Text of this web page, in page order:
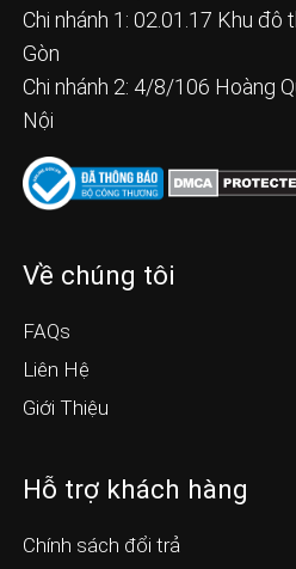
Chi nhánh 1: 02.01.17 Khu đô
Gòn
Chi nhánh 2: 4/8/106 Hoàng
Nội
Về chúng tôi
FAQs
Liên Hệ
Giới Thiệu
Hỗ trợ khách hàng
Chính sách đổi trả